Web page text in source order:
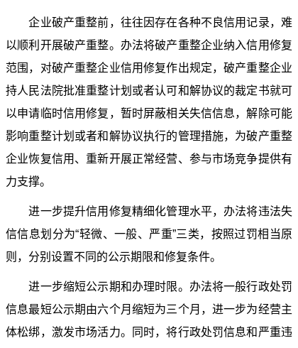
企业破产重整前，往往因存在各种不良信用记录，难
以顺利开展破产重整。办法将破产重整企业纳入信用修复
范围，对破产重整企业信用修复作出规定，破产重整企业
持人民法院批准重整计划或者认可和解协议的裁定书就可
以申请临时信用修复，暂时屏蔽相关失信信息，解除可能
影响重整计划或者和解协议执行的管理措施，为破产重整
企业恢复信用、重新开展正常经营、参与市场竞争提供有
力支撑。
进一步提升信用修复精细化管理水平，办法将违法失
信信息划分为“轻微、一般、严重”三类，按照过罚相当原
则，分别设置不同的公示期限和修复条件。
进一步缩短公示期和办理时限。办法将一般行政处罚
信息最短公示期由六个月缩短为三个月，进一步为经营主
体松绑，激发市场活力。同时，将行政处罚信息和严重违